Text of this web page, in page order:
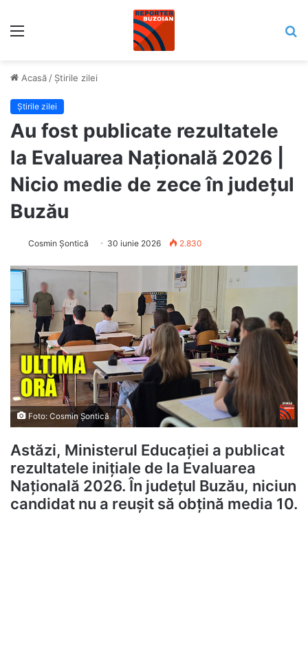
Acasă / Știrile zilei
Știrile zilei
Au fost publicate rezultatele
la Evaluarea Națională 2026 |
Nicio medie de zece în județul
Buzău
Cosmin Șontică 30 iunie 2026 2.830
Foto: Cosmin Șontică
Astăzi, Ministerul Educației a publicat
rezultatele inițiale de la Evaluarea
Națională 2026. În județul Buzău, niciun
candidat nu a reușit să obțină media 10.